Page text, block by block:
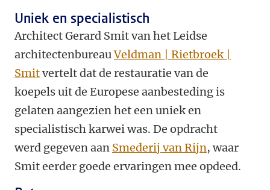
Uniek en specialistisch
Architect Gerard Smit van het Leidse
architectenbureauVeldman | Rietbroek |
Smitvertelt dat de restauratie van de
koepels uit de Europese aanbesteding is
gelaten aangezien het een uniek en
specialistisch karwei was. De opdracht
werd gegeven aan Smederij van Rijn, waar
Smit eerder goede ervaringen mee opdeed.